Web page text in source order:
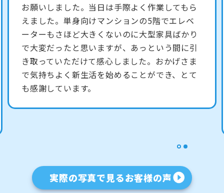
りは無料でその場での回収もOKだとのこと。す
ぐに見積もりをお願いしました。翌日来てくれ
た担当者の人はテキパキとして感じが良く、見
積もり額も想像より安かったので即日回収を依
頼することに決めました。運び出しの作業もス
ムーズで、あまり時間を取られずに済んだのが
有難かったです。また、数年前に買ってほとん
実際の写真で見るお客様の声